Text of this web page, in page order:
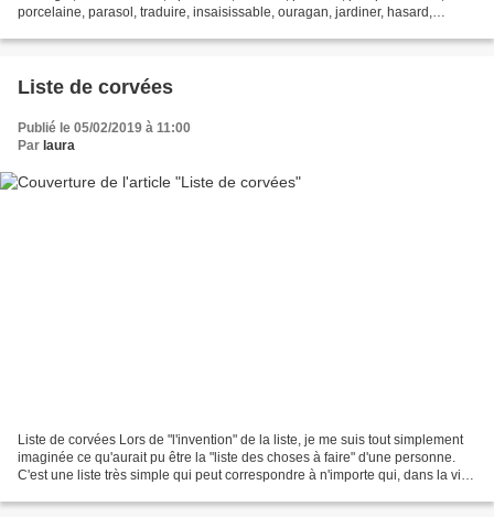
porcelaine, parasol, traduire, insaisissable, ouragan, jardiner, hasard,
Liste de corvées
Publié le 05/02/2019 à 11:00
Par laura
Liste de corvées Lors de "l'invention" de la liste, je me suis tout simplement
imaginée ce qu'aurait pu être la "liste des choses à faire" d'une personne.
C'est une liste très simple qui peut correspondre à n'importe qui, dans la vie